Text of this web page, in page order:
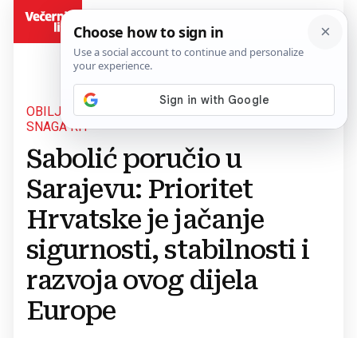
OBILJEŽEN DAN DRŽAVNOSTI I DAN ORUŽANIH
SNAGA RH
Sabolić poručio u
Sarajevu: Prioritet
Hrvatske je jačanje
sigurnosti, stabilnosti i
razvoja ovog dijela
Europe